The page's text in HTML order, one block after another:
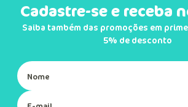
Cadastre-se e receba
Saiba também das promoções em
5% de desconto